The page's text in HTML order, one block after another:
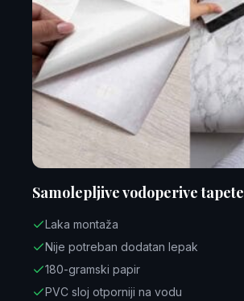
Samolepljive vodoperive tapete
Laka montaža
Nije potreban dodatan lepak
180-gramski papir
PVC sloj otporniji na vodu